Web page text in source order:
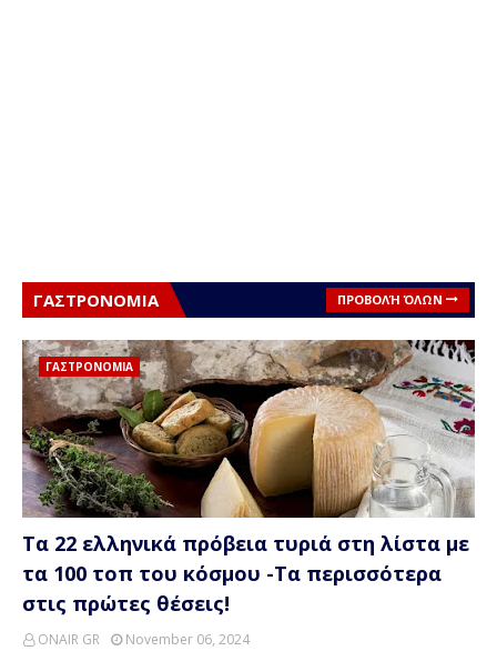
ΓΑΣΤΡΟΝΟΜΙΑ ΠΡΟΒΟΛΉ ΌΛΩΝ
ΓΑΣΤΡΟΝΟΜΙΑ
Τα 22 ελληνικά πρόβεια τυριά στη λίστα με
τα 100 τοπ του κόσμου -Τα περισσότερα
στις πρώτες θέσεις!
ONAIR GR
November 06, 2024